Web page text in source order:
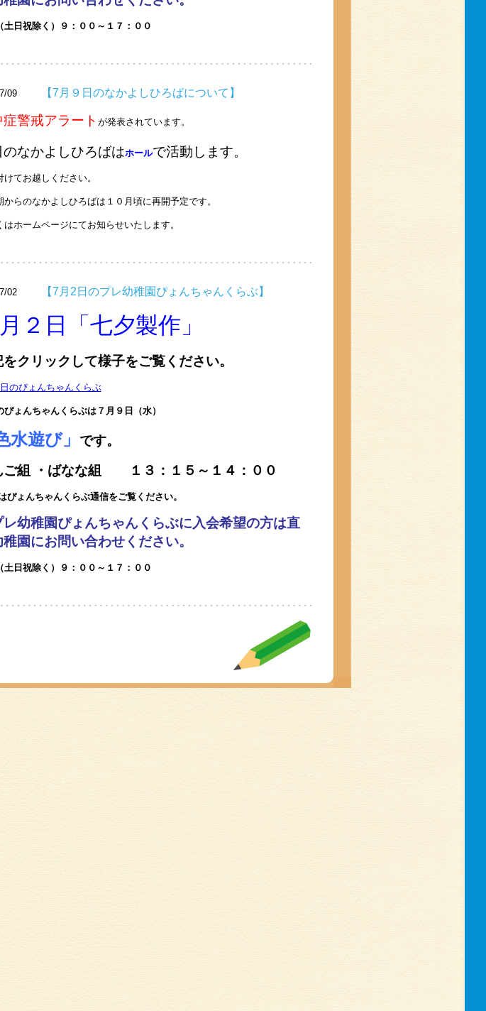
土日祝除く）９：００～１７：００
09 【7月９日のなかよしひろばについて】
警戒アラート が発表されています。
のなかよしひろばはホールで活動します。
けてお越しください。
からのなかよしひろばは１０月頃に再開予定です。
はホームページにてお知らせいたします。
02 【7月2日のプレ幼稚園ぴょんちゃんくらぶ】
２日「七夕製作」
クリックして様子をご覧ください。
のぴょんちゃんくらぶ
ぴょんちゃんくらぶは７ 月９日（水）
水遊び」
です。
ご組 ・ばなな組 １３：１５～１４：００
ぴょんちゃんくらぶ通信をご覧ください。
幼稚園ぴょんちゃんくらぶに入会希望の方は直
園にお問い合わせください。
土日祝除く）９：００～１７：００